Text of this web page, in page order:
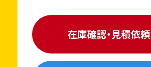
在庫確認・見積依頼